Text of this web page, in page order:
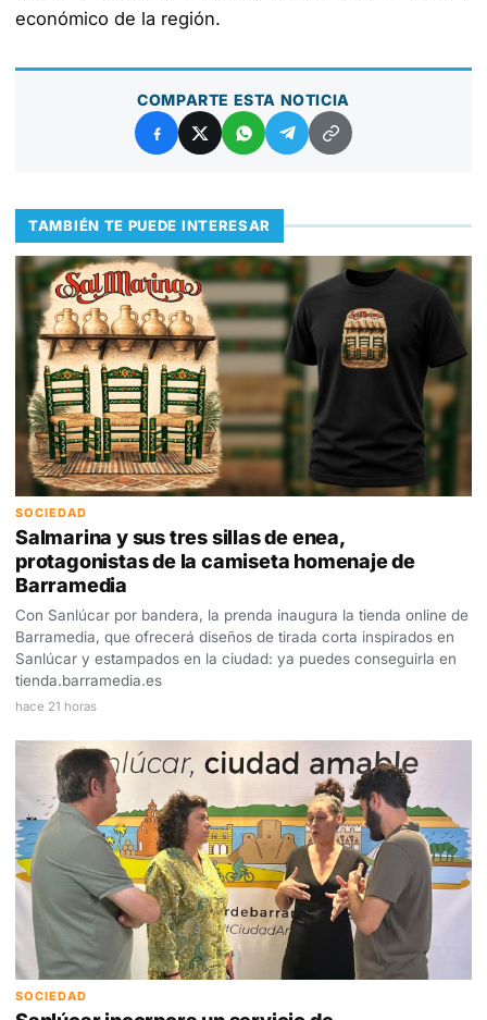
económico de la región.
COMPARTE ESTA NOTICIA
TAMBIÉN TE PUEDE INTERESAR
SOCIEDAD
Salmarina y sus tres sillas de enea,
protagonistas de la camiseta homenaje de
Barramedia
Con Sanlúcar por bandera, la prenda inaugura la tienda online de
Barramedia, que ofrecerá diseños de tirada corta inspirados en
Sanlúcar y estampados en la ciudad: ya puedes conseguirla en
tienda.barramedia.es
hace 21 horas
SOCIEDAD